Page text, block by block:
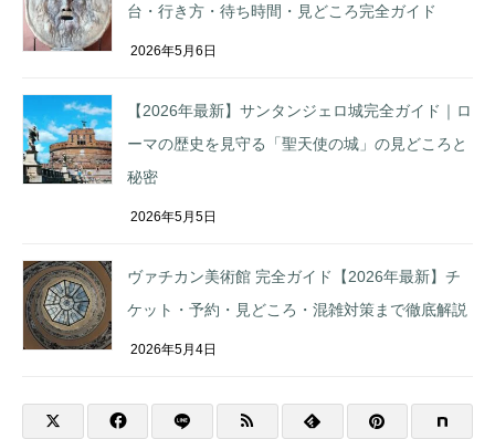
台・行き方・待ち時間・見どころ完全ガイド
2026年5月6日
【2026年最新】サンタンジェロ城完全ガイド｜ロ
ーマの歴史を見守る「聖天使の城」の見どころと
秘密
2026年5月5日
ヴァチカン美術館 完全ガイド【2026年最新】チ
ケット・予約・見どころ・混雑対策まで徹底解説
2026年5月4日